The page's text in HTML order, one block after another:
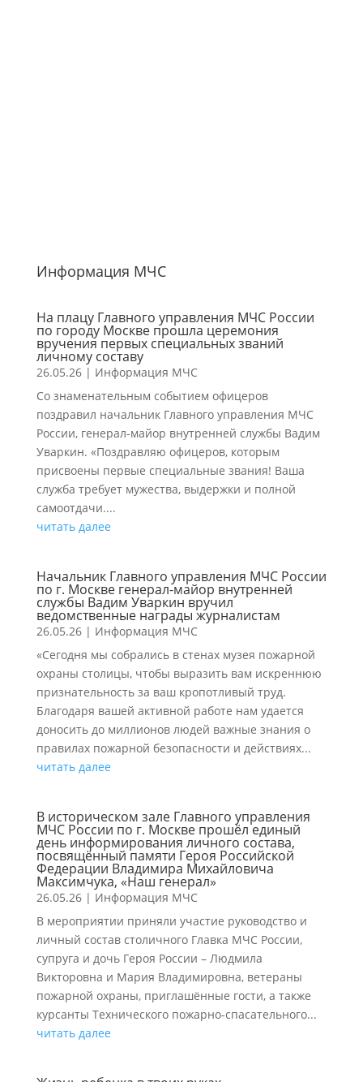
Информация МЧС
На плацу Главного управления МЧС России
по городу Москве прошла церемония
вручения первых специальных званий
личному составу
26.05.26| Информация МЧС
Со знаменательным событием офицеров
поздравил начальник Главного управления МЧС
России, генерал-майор внутренней службы Вадим
Уваркин. «Поздравляю офицеров, которым
присвоены первые специальные звания! Ваша
служба требует мужества, выдержки и полной
самоотдачи....
читать далее
Начальник Главного управления МЧС России
по г. Москве генерал-майор внутренней
службы Вадим Уваркин вручил
ведомственные награды журналистам
26.05.26| Информация МЧС
«Сегодня мы собрались в стенах музея пожарной
охраны столицы, чтобы выразить вам искреннюю
признательность за ваш кропотливый труд.
Благодаря вашей активной работе нам удается
доносить до миллионов людей важные знания о
правилах пожарной безопасности и действиях...
читать далее
В историческом зале Главного управления
МЧС России по г. Москве прошёл единый
день информирования личного состава,
посвящённый памяти Героя Российской
Федерации Владимира Михайловича
Максимчука, «Наш генерал»
26.05.26| Информация МЧС
В мероприятии приняли участие руководство и
личный состав столичного Главка МЧС России,
супруга и дочь Героя России – Людмила
Викторовна и Мария Владимировна, ветераны
пожарной охраны, приглашённые гости, а также
курсанты Технического пожарно-спасательного...
читать далее